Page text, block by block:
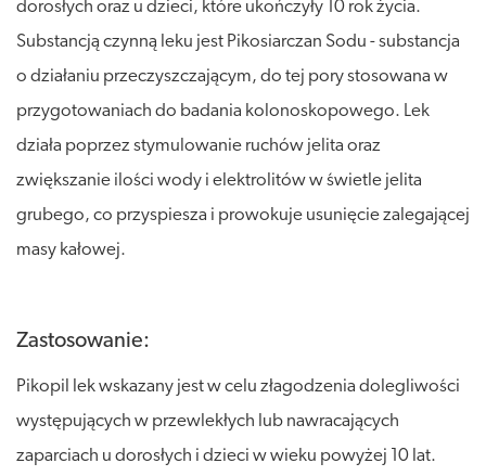
dorosłych oraz u dzieci, które ukończyły 10 rok życia.
Substancją czynną leku jest Pikosiarczan Sodu - substancja
o działaniu przeczyszczającym, do tej pory stosowana w
przygotowaniach do badania kolonoskopowego. Lek
działa poprzez stymulowanie ruchów jelita oraz
zwiększanie ilości wody i elektrolitów w świetle jelita
grubego, co przyspiesza i prowokuje usunięcie zalegającej
masy kałowej.
Zastosowanie:
Pikopil lek wskazany jest w celu złagodzenia dolegliwości
występujących w przewlekłych lub nawracających
zaparciach u dorosłych i dzieci w wieku powyżej 10 lat.